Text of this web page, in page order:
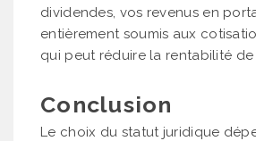
dividendes, vos revenus en
entièrement soumis aux
qui peut réduire la rentabilité de
Conclusion
Le choix du statut juridique